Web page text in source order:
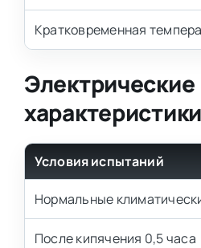
Кратковременная
Электрические
характеристики
Условия испытаний
Нормальные
После кипячения 0,5 часа